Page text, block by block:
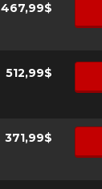
467,99$
512,99$
371,99$